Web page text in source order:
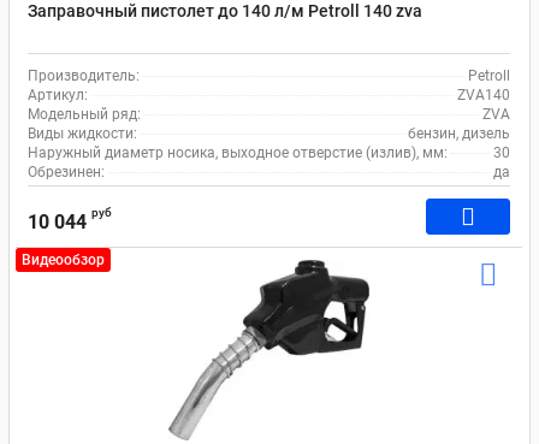
Заправочный пистолет до 140 л/м Petroll 140 zva
Производитель:
Petroll
Артикул:
ZVA140
Модельный ряд:
ZVA
Виды жидкости:
бензин, дизель
Наружный диаметр носика, выходное отверстие (излив), мм:
30
Обрезинен:
да
10 044 руб
Видеообзор